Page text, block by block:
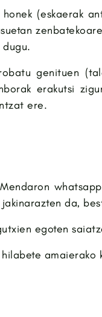
(eskaerak
genituen
erakutsi
ere.
Mendaron
da,
egoten
amaierako